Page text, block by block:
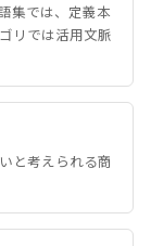
集では、定義本
リでは活用文脈
と考えられる商